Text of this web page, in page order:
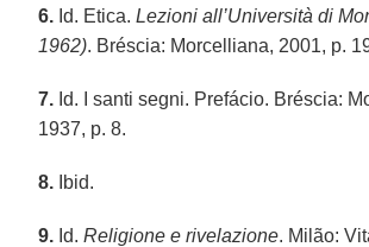
6. Id. Etica.Lezioni all’Università di
1962). Bréscia: Morcelliana, 2001, p.
7. Id. I santi segni. Prefácio. Bréscia:
1937, p. 8.
8. Ibid.
9. Id.Religione e rivelazione. Milão: